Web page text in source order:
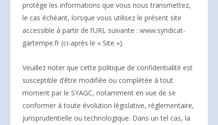
protège les informations que vous nous transmettez,
le cas échéant, lorsque vous utilisez le présent site
accessible à partir de l’URL suivante : www.syndicat-
gartempe.fr (ci-après le « Site »).
Veuillez noter que cette politique de confidentialité est
susceptible d’être modifiée ou complétée à tout
moment par le SYAGC, notamment en vue de se
conformer à toute évolution législative, règlementaire,
jurisprudentielle ou technologique. Dans un tel cas, la